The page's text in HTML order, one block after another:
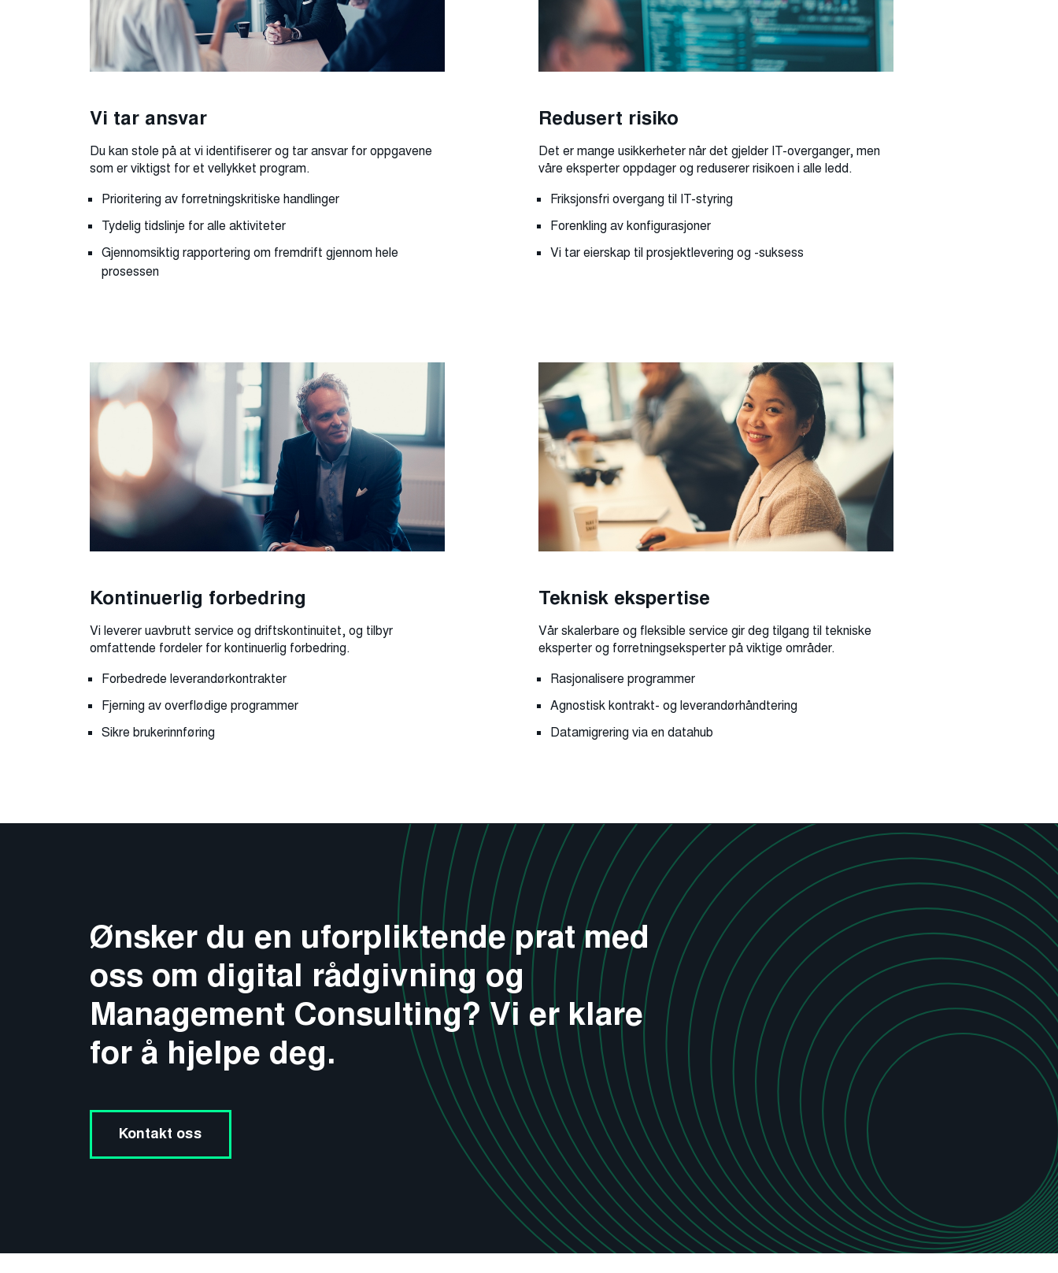
Vi tar ansvar
Du kan stole på at vi identifiserer og tar ansvar for oppgavene
som er viktigst for et vellykket program.
Prioritering av forretningskritiske handlinger
Tydelig tidslinje for alle aktiviteter
Gjennomsiktig rapportering om fremdrift gjennom hele
prosessen
Redusert risiko
Det er mange usikkerheter når det gjelder IT-overganger, men
våre eksperter oppdager og reduserer risikoen i alle ledd.
Friksjonsfri overgang til IT-styring
Forenkling av konfigurasjoner
Vi tar eierskap til prosjektlevering og -suksess
Kontinuerlig forbedring
Vi leverer uavbrutt service og driftskontinuitet, og tilbyr
omfattende fordeler for kontinuerlig forbedring.
Forbedrede leverandørkontrakter
Fjerning av overflødige programmer
Sikre brukerinnføring
Teknisk ekspertise
Vår skalerbare og fleksible service gir deg tilgang til tekniske
eksperter og forretningseksperter på viktige områder.
Rasjonalisere programmer
Agnostisk kontrakt- og leverandørhåndtering
Datamigrering via en datahub
Ønsker du en uforpliktende prat med
oss om digital rådgivning og
Management Consulting? Vi er klare
for å hjelpe deg.
Kontakt oss